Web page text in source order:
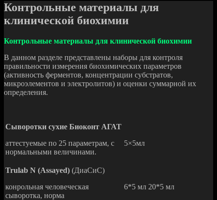
Контрольные материалы для
клинической биохимии
Контрольные материалы для клинической биохимии
В данном разделе представлены наборы для контроля
правильности измерения биохимических параметров
(активность ферментов, концентрации субстратов,
микроэлементов и электролитов) и оценки суммарной их
определения.
Сыворотки сухие Биоконт АГАТ
аттестуемые по 25 параметрам, с
нормальными величинами.
5×5мл
Trulab N (Assayed) (ДиаСиС)
конрольная человеческая
сыворотка, норма
6*5 мл 20*5 мл